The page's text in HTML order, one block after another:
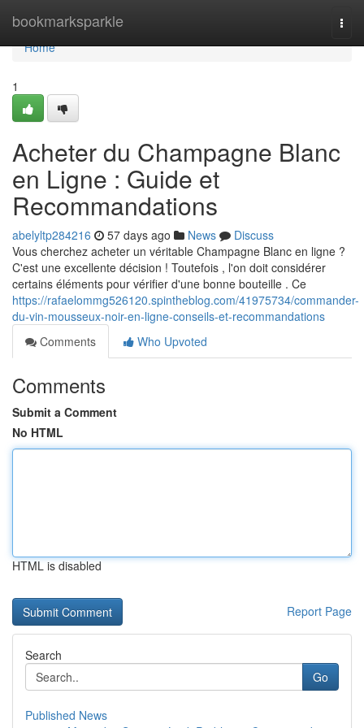
bookmarksparkle
Home
Home
1
Acheter du Champagne Blanc
en Ligne : Guide et
Recommandations
abelyltp284216 57 days ago News
Discuss
Vous cherchez acheter un véritable Champagne Blanc en ligne ?
C'est une excellente décision ! Toutefois , l'on doit considérer
certains éléments pour vérifier d'une bonne bouteille . Ce
https://rafaelommg526120.spintheblog.com/41975734/commander-
du-vin-mousseux-noir-en-ligne-conseils-et-recommandations
Comments
Who Upvoted
Comments
Submit a Comment
No HTML
HTML is disabled
Report Page
Search
Go
Published News